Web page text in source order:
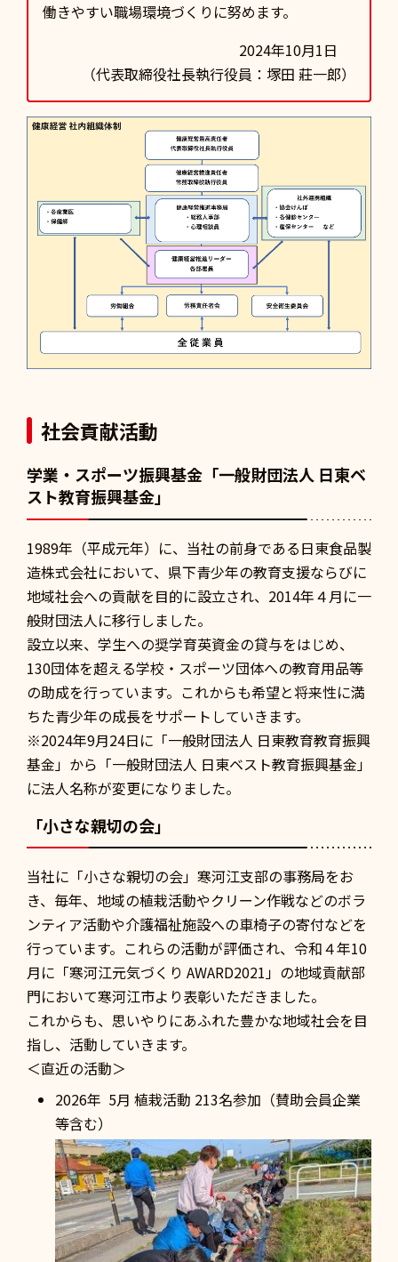
働きやすい職場環境づくりに努めます。
2024年10月1日
（代表取締役社長執行役員：塚田 莊一郎）
社会貢献活動
学業・スポーツ振興基金「一般財団法人 日東ベ
スト教育振興基金」
1989年（平成元年）に、当社の前身である日東食品製
造株式会社において、県下青少年の教育支援ならびに
地域社会への貢献を目的に設立され、2014年４月に一
般財団法人に移行しました。
設立以来、学生への奨学育英資金の貸与をはじめ、
130団体を超える学校・スポーツ団体への教育用品等
の助成を行っています。これからも希望と将来性に満
ちた青少年の成長をサポートしていきます。
※2024年9月24日に「一般財団法人 日東教育教育振興
基金」から「一般財団法人 日東ベスト教育振興基金」
に法人名称が変更になりました。
「小さな親切の会」
当社に「小さな親切の会」寒河江支部の事務局をお
き、毎年、地域の植栽活動やクリーン作戦などのボラ
ンティア活動や介護福祉施設への車椅子の寄付などを
行っています。これらの活動が評価され、令和４年10
月に「寒河江元気づくり AWARD2021」の地域貢献部
門において寒河江市より表彰いただきました。
これからも、思いやりにあふれた豊かな地域社会を目
指し、活動していきます。
＜直近の活動＞
2026年 5月 植栽活動 213名参加（賛助会員企業
等含む）